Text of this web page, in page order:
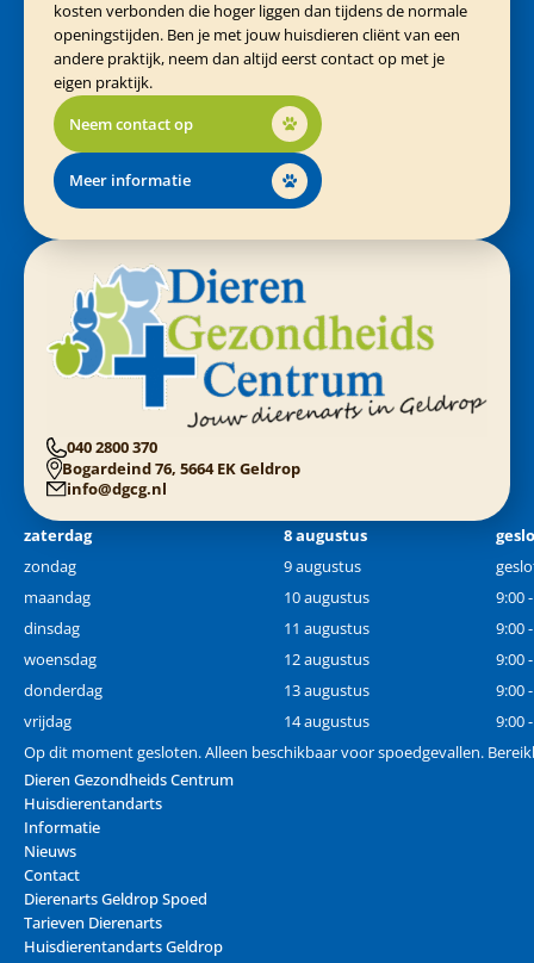
kosten verbonden die hoger liggen dan tijdens de normale
openingstijden. Ben je met jouw huisdieren cliënt van een
andere praktijk, neem dan altijd eerst contact op met je
eigen praktijk.
Neem contact op
Meer informatie
040 2800 370
Bogardeind 76, 5664 EK Geldrop
info@dgcg.nl
zaterdag 8 augustus
zondag
9 augustus
maandag
10 augustus
9:00
dinsdag
11 augustus
9:00
woensdag
12 augustus
9:00
donderdag
13 augustus
9:00
vrijdag
14 augustus
9:00
Op dit moment gesloten. Alleen beschikbaar voor spoedgevallen.
Dieren Gezondheids Centrum
Huisdierentandarts
Informatie
Nieuws
Contact
Dierenarts Geldrop Spoed
Tarieven Dierenarts
Huisdierentandarts Geldrop